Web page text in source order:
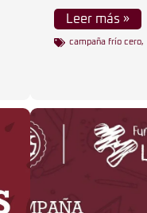
Leer más »
campaña frío cero,